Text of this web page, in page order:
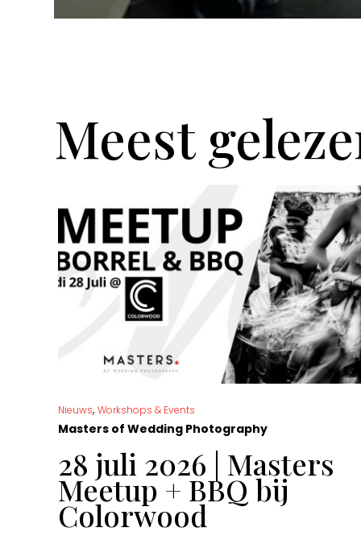
Meest
Nieuws, Workshops & Events
Masters of Wedding Photography
28 juli 2026 | Masters
Meetup + BBQ bij
Colorwood